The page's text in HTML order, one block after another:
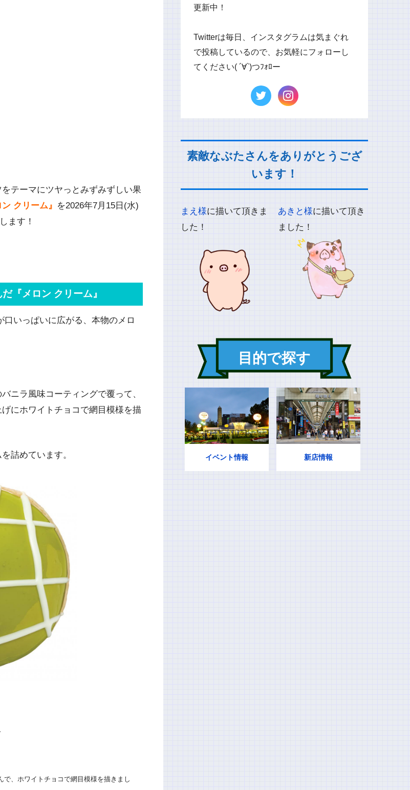
テーマにツヤっとみずみずしい果
ン クリーム』 を2026年7月15日(水)
ます！
『メロン クリーム』
口いっぱいに広がる、本物のメロ
ニラ風味コーティングで覆って、
にホワイトチョコで網目模様を描
詰めています。
、ホワイトチョコで網目模様を描きまし
更新中！
Twitterは毎日、インスタグラムは気まぐれ
で投稿しているので、お気軽にフォローし
てください( ´∀`)つﾌｫﾛー
素敵なぶたさんをありがとうござ
います！
まえ様に描いて頂きま
した！
あきと様に描いて頂き
ました！
目的で探す
イベント情報 新店情報